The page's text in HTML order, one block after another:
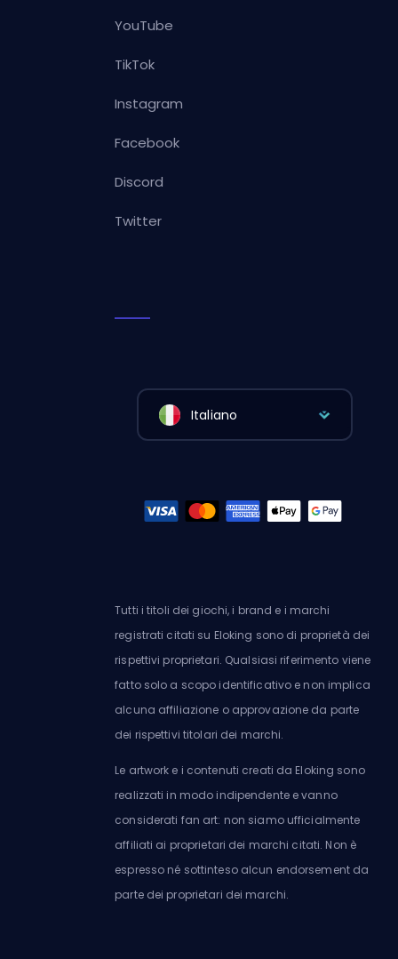
YouTube
TikTok
Instagram
Facebook
Discord
Twitter
Italiano
Tutti i titoli dei giochi, i brand e i marchi
registrati citati su Eloking sono di proprietà dei
rispettivi proprietari. Qualsiasi riferimento viene
fatto solo a scopo identificativo e non implica
alcuna affiliazione o approvazione da parte
dei rispettivi titolari dei marchi.
Le artwork e i contenuti creati da Eloking sono
realizzati in modo indipendente e vanno
considerati fan art: non siamo ufficialmente
affiliati ai proprietari dei marchi citati. Non è
espresso né sottinteso alcun endorsement da
parte dei proprietari dei marchi.